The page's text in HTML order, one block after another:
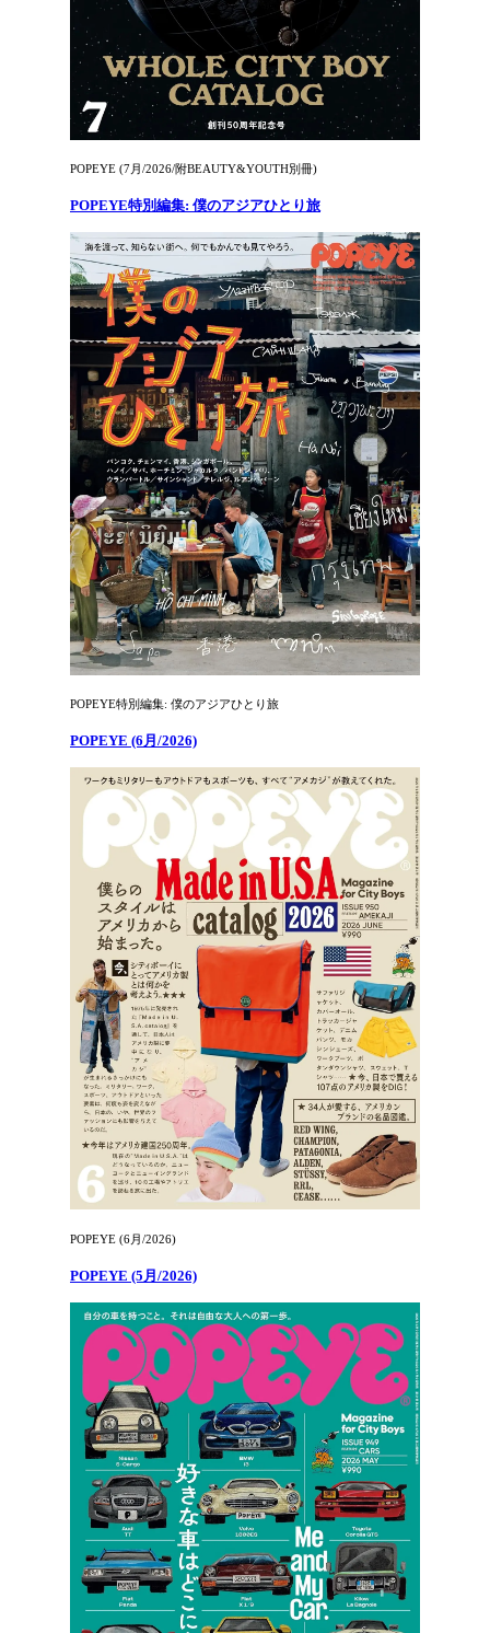
POPEYE (7月/2026/附BEAUTY&YOUTH別冊)
POPEYE特別編集: 僕のアジアひとり旅
POPEYE特別編集: 僕のアジアひとり旅
POPEYE (6月/2026)
POPEYE (6月/2026)
POPEYE (5月/2026)